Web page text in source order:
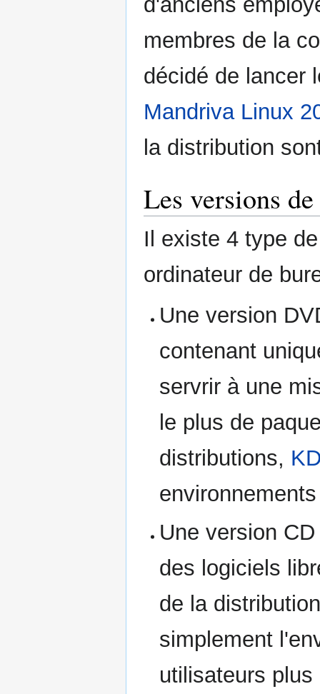
membres de la
décidé de lancer
Mandriva Linux
la distribution
Les versions
Il existe 4 type
ordinateur de
Une version
contenant
servrir à une
le plus de
distributions,
Une version
des logiciels
de la
simplement
utilisateurs